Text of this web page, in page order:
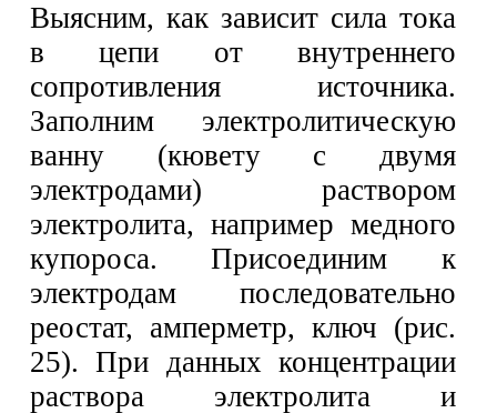
Выясним, как зависит сила тока
в цепи от внутреннего
сопротивления источника.
Заполним электролитическую
ванну (кювету с двумя
электродами) раствором
электролита, например медного
купороса. Присоединим к
электродам последовательно
реостат, амперметр, ключ (рис.
25). При данных концентрации
раствора электролита и